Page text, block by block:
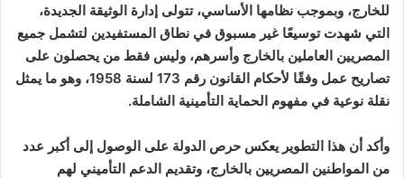
للخارج، وبموجب نظامها الأساسي، تتولى إدارة الوثيقة الجديدة،
التي شهدت توسيعًا غير مسبوق في نطاق المستفيدين لتشمل جميع
المصريين العاملين بالخارج وأسرهم، وليس فقط من يحصلون على
تصاريح عمل وفقًا لأحكام القانون رقم 173 لسنة 1958، وهو ما يمثل
نقلة نوعية في مفهوم الحماية التأمينية الشاملة.
وأكد أن هذا التطوير يعكس حرص الدولة على الوصول إلى أكبر عدد
من المواطنين المصريين بالخارج، وتقديم الدعم التأميني لهم